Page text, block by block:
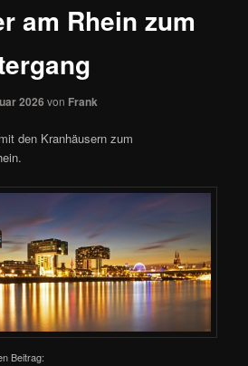
am Rhein zum
2026 von Frank
mit den Kranhäusern zum
Beitrag: